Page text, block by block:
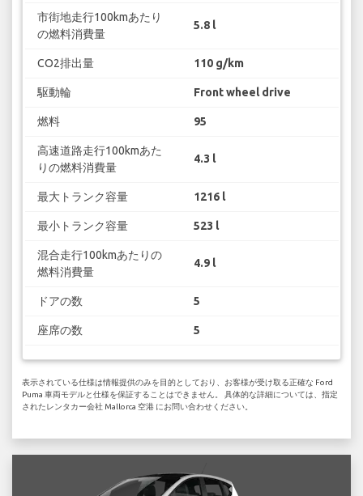
市街地走行100kmあたり
の燃料消費量
5.8 l
CO2排出量 110 g/km
駆動輪 Front wheel drive
燃料 95
高速道路走行100kmあた
りの燃料消費量
4.3 l
最大トランク容量 1216 l
最小トランク容量 523 l
混合走行100kmあたりの
燃料消費量
4.9 l
ドアの数 5
座席の数 5
表示されている仕様は情報提供のみを目的としており、お客様が受け取る正確な Ford
Puma 車両モデルと仕様を保証することはできません。 具体的な詳細については、指定
されたレンタカー会社 Mallorca 空港 にお問い合わせください。